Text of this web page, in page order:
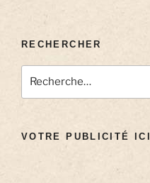
RECHERCHER
VOTRE PUBLICITÉ ICI